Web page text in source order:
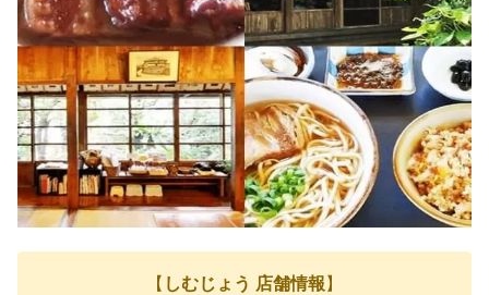
【 しむじょう 店舗情報】